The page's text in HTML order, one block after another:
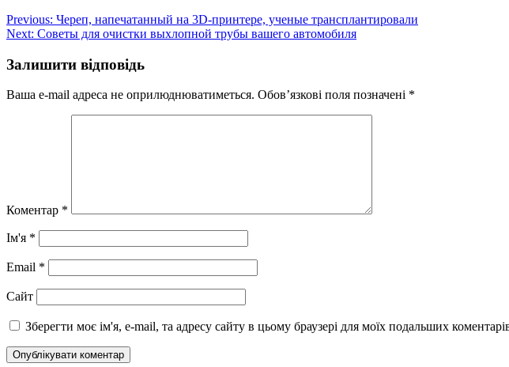
Навігація
записів
Previous: Череп, напечатанный на 3D-принтере, ученые трансплантировали
Next: Советы для очистки выхлопной трубы вашего автомобиля
Залишити відповідь
Ваша e-mail адреса не оприлюднюватиметься. Обов’язкові поля позначені *
Коментар *
Ім'я *
Email *
Сайт
Зберегти моє ім'я, e-mail, та адресу сайту в цьому браузері для моїх подальших